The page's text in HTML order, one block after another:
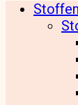
Stoffen